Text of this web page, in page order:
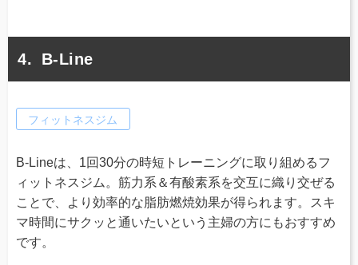
B-Line
フィットネスジム
B-Lineは、1回30分の時短トレーニングに取り組めるフ
ィットネスジム。筋力系＆有酸素系を交互に織り交ぜる
ことで、より効率的な脂肪燃焼効果が得られます。スキ
マ時間にサクッと通いたいという主婦の方にもおすすめ
です。